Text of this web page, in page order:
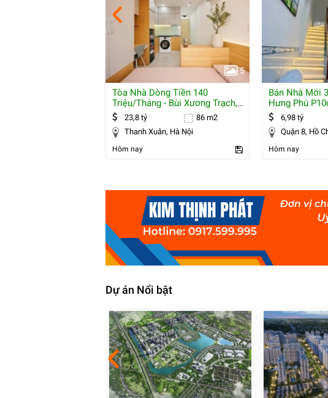
5
Tòa Nhà Dòng Tiền 140
Triệu/tháng - Bùi Xương Trạch,
Thanh Xuân -
23,8 tỷ
86 m2
Thanh Xuân, Hà Nội
Hôm nay
Bán Nhà Mới
Hưng Phú
Full Nội Thất
6,98 tỷ
Quận 8,
Hôm nay
Dự án Nổi bật